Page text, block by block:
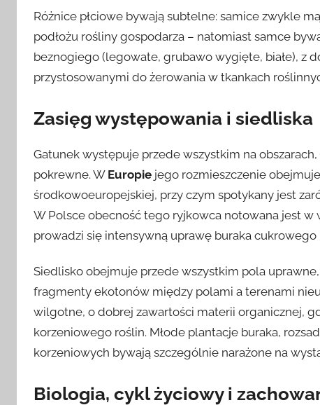
Różnice płciowe bywają subtelne: samice zwykle
podłożu rośliny gospodarza – natomiast samce
beznogiego (legowate, grubawo wygięte, białe), z
przystosowanymi do żerowania w tkankach
Zasięg występowania i siedliska
Gatunek występuje przede wszystkim na
pokrewne. W Europie jego rozmieszczenie
środkowoeuropejskiej, przy czym spotykany jest
W Polsce obecność tego ryjkowca notowana jest
prowadzi się intensywną uprawę buraka cukrowego
Siedlisko obejmuje przede wszystkim pola
fragmenty ekotonów między polami a terenami
wilgotne, o dobrej zawartości materii organicznej,
korzeniowego roślin. Młode plantacje buraka,
korzeniowych bywają szczególnie narażone na
Biologia, cykl życiowy i